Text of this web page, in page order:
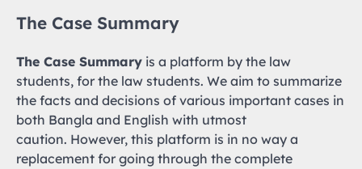
The Case Summary
The Case Summary is a platform by the law
students, for the law students. We aim to summarize
the facts and decisions of various important cases in
both Bangla and English with utmost
caution. However, this platform is in no way a
replacement for going through the complete